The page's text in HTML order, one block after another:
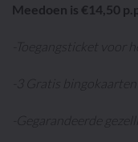
Meedoen is €14,50
-Toegangsticket voor
-3 Gratis bingokaarten
-Gegarandeerde